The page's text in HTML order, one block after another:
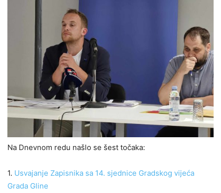
Na Dnevnom redu našlo se šest točaka:
1. Usvajanje Zapisnika sa 14. sjednice Gradskog vijeća
Grada Gline